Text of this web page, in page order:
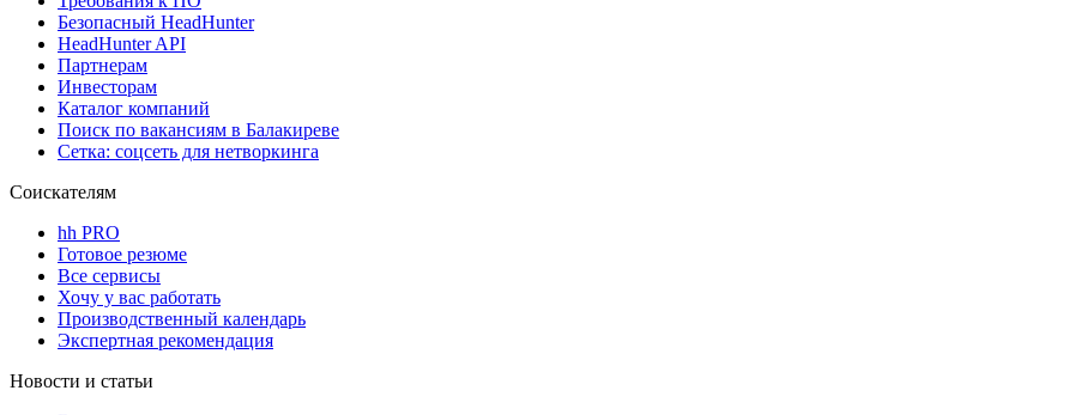
Безопасный HeadHunter
HeadHunter API
Партнерам
Инвесторам
Каталог компаний
Поиск по вакансиям в Балакиреве
Сетка: соцсеть для нетворкинга
Соискателям
hh PRO
Готовое резюме
Все сервисы
Хочу у вас работать
Производственный календарь
Экспертная рекомендация
Новости и статьи